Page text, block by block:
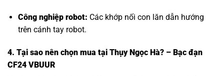
Công nghiệp robot: Các khớp nối con lăn dẫn hướng
trên cánh tay robot.
4. Tại sao nên chọn mua tại Thụy Ngọc Hà? – Bạc đạn
CF24 VBUUR